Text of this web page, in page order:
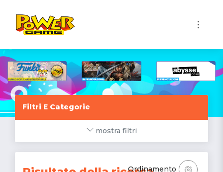
Filtri E Categorie
mostra filtri
Ordinamento